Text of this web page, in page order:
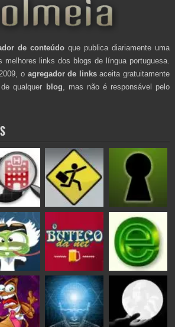
de conteúdo que publica diariamente uma
melhores links dos blogs de língua portuguesa.
o agregador de linksaceita gratuitamente
qualquer blog , mas não é responsável pelo